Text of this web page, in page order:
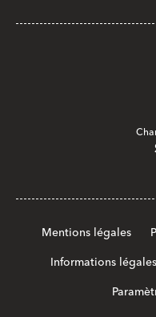
Mentions légales
Informations légales